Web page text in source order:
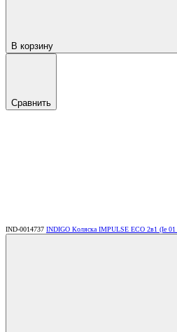
В корзину
Сравнить
IND-0014737 INDIGO Коляска IMPULSE ECO 2в1 (Ie